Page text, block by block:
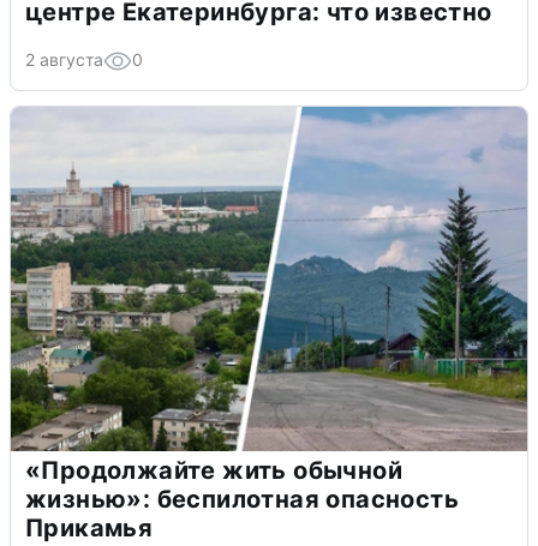
центре Екатеринбурга: что известно
2 августа 0
«Продолжайте жить обычной
жизнью»: беспилотная опасность
Прикамья